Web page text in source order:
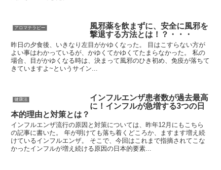
アロマテラピー
風邪薬を飲まずに、安全に風邪を
撃退する方法とは！？・・・
昨日の夕食後、いきなり左目がかゆくなった。 目はこすらない方が
よい事はわかっているが、かゆくてかゆくてたまらなかった。 私の
場合、目がかゆくなる時は、決まって風邪のひき初め、免疫が落ちて
きていますよ~というサイン...
健康法
インフルエンザ患者数が過去最高
に！インフルが急増する3つの日
本的理由と対策とは？
インフルエンザ流行の原因と対策については、昨年12月にもこちら
の記事に書いた。 年が明けても落ち着くどころか、ますます増え続
けているインフルエンザ。 そこで、今回はこれまで指摘されてこな
かったインフルが増え続ける原因の日本的要素...